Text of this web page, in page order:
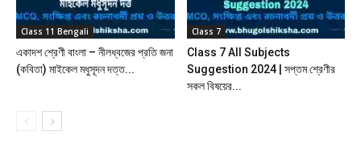
Class 11 Bengali
একাদশ শ্রেণী বাংলা – নীলধ্বজের প্রতি জনা
(কবিতা) মাইকেল মধুসূদন দত্ত...
Class 7
Class 7 All Subjects
Suggestion 2024 | সপ্তম শ্রেণীর
সকল বিষয়ের...